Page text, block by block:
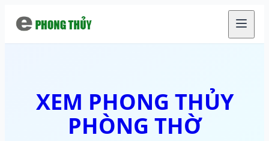
XEM PHONG THỦY
PHÒNG THỜ